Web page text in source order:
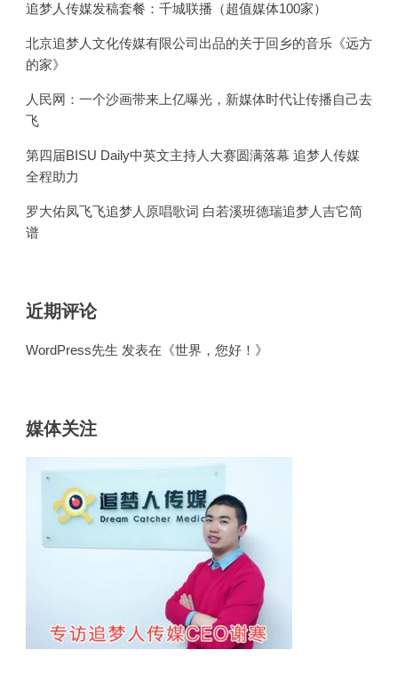
追梦人传媒发稿套餐：千城联播（超值媒体100家）
北京追梦人文化传媒有限公司出品的关于回乡的音乐《远方
的家》
人民网：一个沙画带来上亿曝光，新媒体时代让传播自己去
飞
第四届BISU Daily中英文主持人大赛圆满落幕 追梦人传媒
全程助力
罗大佑凤飞飞追梦人原唱歌词 白若溪班德瑞追梦人吉它简
谱
近期评论
WordPress先生 发表在《世界，您好！ 》
媒体关注